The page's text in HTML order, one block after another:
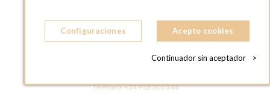
OPTIONS MADRID SHOWROOM
28004 MADRID
Teléfono:+34 918 300 344
Configuraciones Acepto cookies
Continuador sin aceptador >